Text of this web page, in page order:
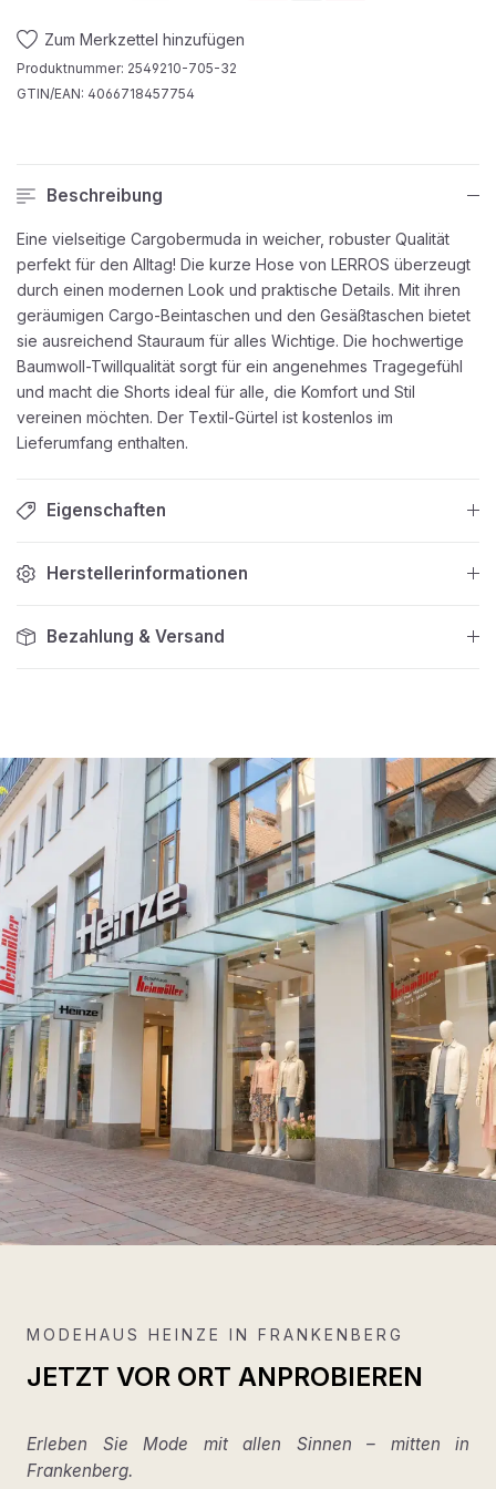
Zum Merkzettel hinzufügen
Produktnummer: 2549210-705-32
GTIN/EAN: 4066718457754
Beschreibung
Eine vielseitige Cargobermuda in weicher, robuster Qualität
perfekt für den Alltag! Die kurze Hose von LERROS überzeugt
durch einen modernen Look und praktische Details. Mit ihren
geräumigen Cargo-Beintaschen und den Gesäßtaschen bietet
sie ausreichend Stauraum für alles Wichtige. Die hochwertige
Baumwoll-Twillqualität sorgt für ein angenehmes Tragegefühl
und macht die Shorts ideal für alle, die Komfort und Stil
vereinen möchten. Der Textil-Gürtel ist kostenlos im
Lieferumfang enthalten.
Eigenschaften
Herstellerinformationen
Bezahlung & Versand
MODEHAUS HEINZE IN FRANKENBERG
JETZT VOR ORT ANPROBIEREN
Erleben Sie Mode mit allen Sinnen – mitten in
Frankenberg.